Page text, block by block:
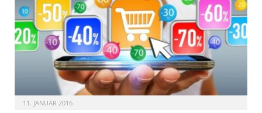
11. JANUAR 2016